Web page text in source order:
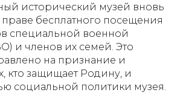
исторический музей вновь
бесплатного посещения
специальной военной
и членов их семей. Это
на признание и
кто защищает Родину, и
социальной политики музея.